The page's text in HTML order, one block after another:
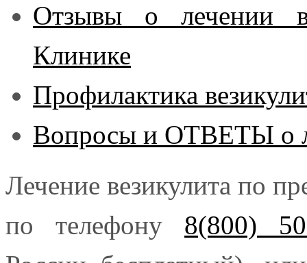
Отзывы о лечении
Клинике
Профилактика
Вопросы и ОТВЕТЫ о
Лечение везикулита по
по телефону 8(800)